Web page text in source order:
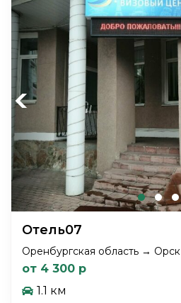
Previous
Отель07
Оренбургская область → Орск
от 4 300 р
1.1 км